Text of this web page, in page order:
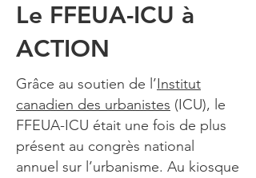
Le FFEUA-ICU à
ACTION
Grâce au soutien de l’Institut
canadien des urbanistes (ICU), le
FFEUA-ICU était une fois de plus
présent au congrès national
annuel sur l’urbanisme. Au kiosque